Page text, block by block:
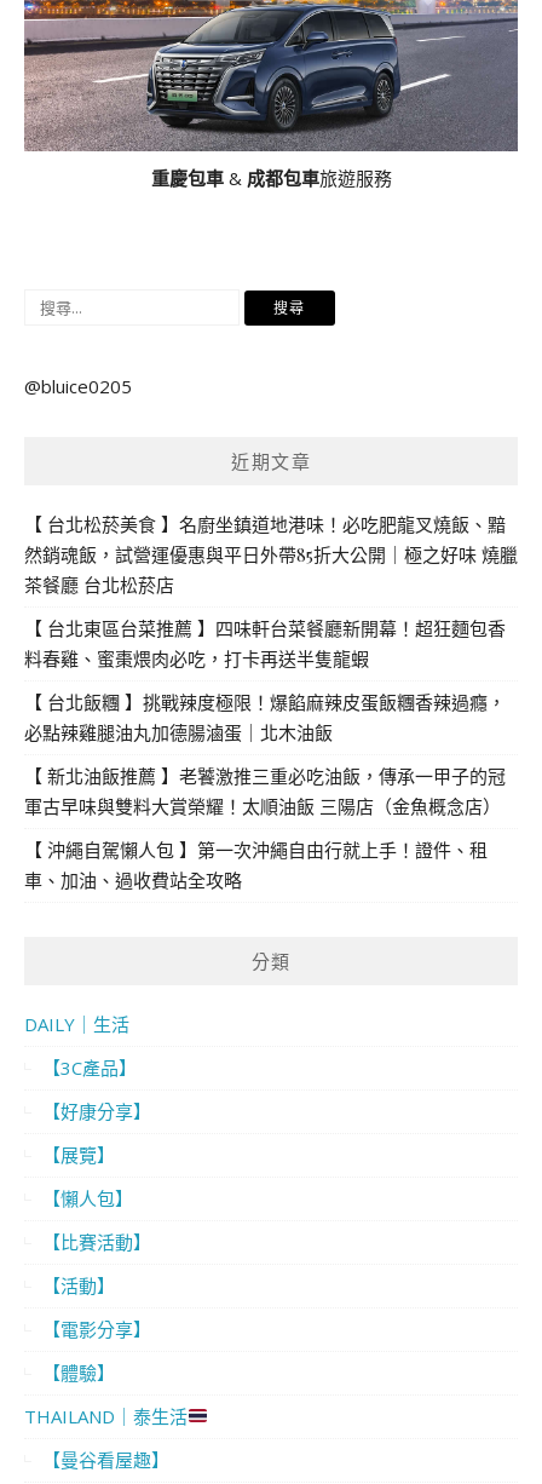
重慶包車& 成都包車旅遊服務
搜
鍵
@bluice0205
近期文章
【 台北松菸美食 】名廚坐鎮道地港味！必吃肥龍叉燒飯、黯
然銷魂飯，試營運優惠與平日外帶85折大公開｜極之好味 燒臘
茶餐廳 台北松菸店
【 台北東區台菜推薦 】四味軒台菜餐廳新開幕！超狂麵包香
料春雞、蜜棗煨肉必吃，打卡再送半隻龍蝦
【 台北飯糰 】挑戰辣度極限！爆餡麻辣皮蛋飯糰香辣過癮，
必點辣雞腿油丸加德腸滷蛋｜北木油飯
【 新北油飯推薦 】老饕激推三重必吃油飯，傳承一甲子的冠
軍古早味與雙料大賞榮耀！太順油飯 三陽店（金魚概念店）
【 沖繩自駕懶人包 】第一次沖繩自由行就上手！證件、租
車、加油、過收費站全攻略
分類
DAILY｜生活
【3C產品】
【好康分享】
【展覽】
【懶人包】
【比賽活動】
【活動】
【電影分享】
【體驗】
THAILAND｜泰生活
【曼谷看屋趣】